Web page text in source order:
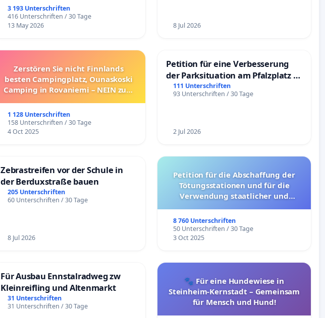
3 193 Unterschriften
416 Unterschriften / 30 Tage
13 May 2026
8 Jul 2026
Zerstören Sie nicht Finnlands
besten Campingplatz, Ounaskoski
Camping in Rovaniemi – NEIN zum
1 128 Unterschriften
158 Unterschriften / 30 Tage
4 Oct 2025
Petition für eine Verbesserung
der Parksituation am Pfalzplatz in
Mannheim
111 Unterschriften
93 Unterschriften / 30 Tage
2 Jul 2026
Zebrastreifen vor der Schule in
der Berduxstraße bauen
205 Unterschriften
60 Unterschriften / 30 Tage
8 Jul 2026
Petition für die Abschaffung der
Tötungsstationen und für die
Verwendung staatlicher und
8 760 Unterschriften
50 Unterschriften / 30 Tage
3 Oct 2025
Für Ausbau Ennstalradweg zw
Kleinreifling und Altenmarkt
31 Unterschriften
31 Unterschriften / 30 Tage
🐾 Für eine Hundewiese in
Steinheim-Kernstadt – Gemeinsam
für Mensch und Hund!